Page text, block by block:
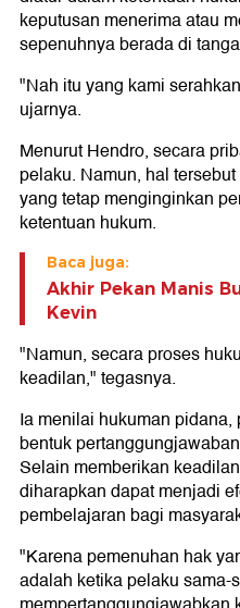
keputusan menerima atau
sepenuhnya berada di
"Nah itu yang kami
ujarnya.
Menurut Hendro, secara
pelaku. Namun, hal
yang tetap menginginkan
ketentuan hukum.
Baca juga:
Akhir Pekan Manis
Kevin
"Namun, secara proses
keadilan," tegasnya.
Ia menilai hukuman
bentuk
Selain memberikan
diharapkan dapat menjadi
pembelajaran bagi
"Karena pemenuhan hak
adalah ketika pelaku sama-